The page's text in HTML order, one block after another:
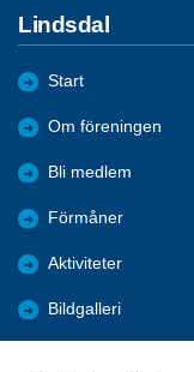
Lindsdal
Start
Om föreningen
Bli medlem
Förmåner
Aktiviteter
Bildgalleri